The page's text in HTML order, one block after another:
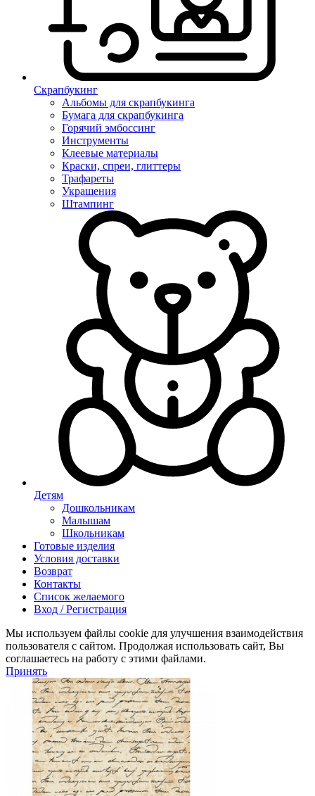
Скрапбукинг
Альбомы для скрапбукинга
Бумага для скрапбукинга
Горячий эмбоссинг
Инструменты
Клеевые материалы
Краски, спреи, глиттеры
Трафареты
Украшения
Штампинг
Детям
Дошкольникам
Малышам
Школьникам
Готовые изделия
Условия доставки
Возврат
Контакты
Список желаемого
Вход / Регистрация
Мы используем файлы cookie для улучшения взаимодействия
пользователя с сайтом. Продолжая использовать сайт, Вы
соглашаетесь на работу с этими файлами.
Принять